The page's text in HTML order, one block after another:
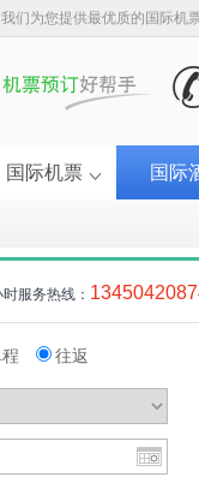
们为您提供最优质的国际机
国际机票 国际
服务热线：
往返